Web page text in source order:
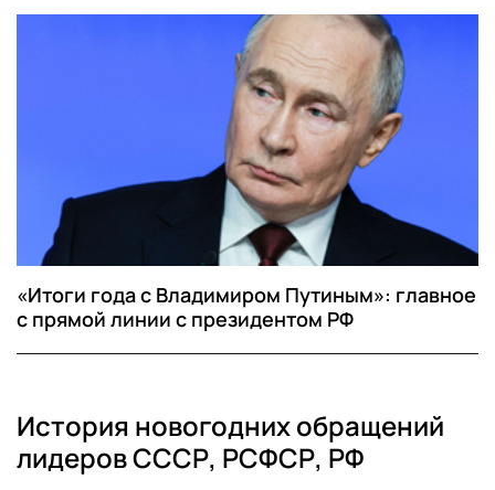
«Итоги года с Владимиром Путиным»: главное
с прямой линии с президентом РФ
История новогодних обращений
лидеров СССР, РСФСР, РФ